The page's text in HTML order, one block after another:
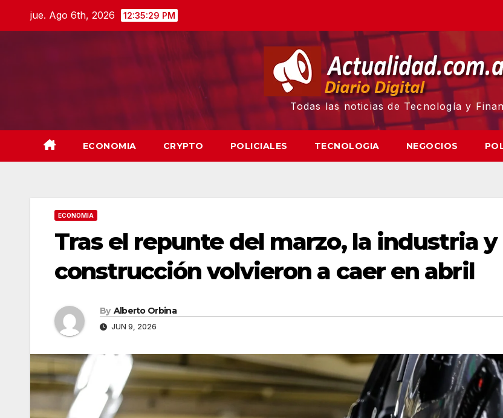
jue. Ago 6th, 2026 12:35:30 PM
Todas las noticias de Tecnología y
ECONOMIA CRYPTO POLICIALES TECNOLOGIA NEGOCIOS
ECONOMIA
Tras el repunte del marzo, la industria y
construcción volvieron a caer en abril
By Alberto Orbina
JUN 9, 2026